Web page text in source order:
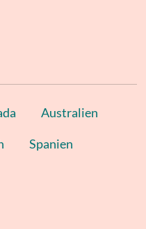
Australien
Spanien